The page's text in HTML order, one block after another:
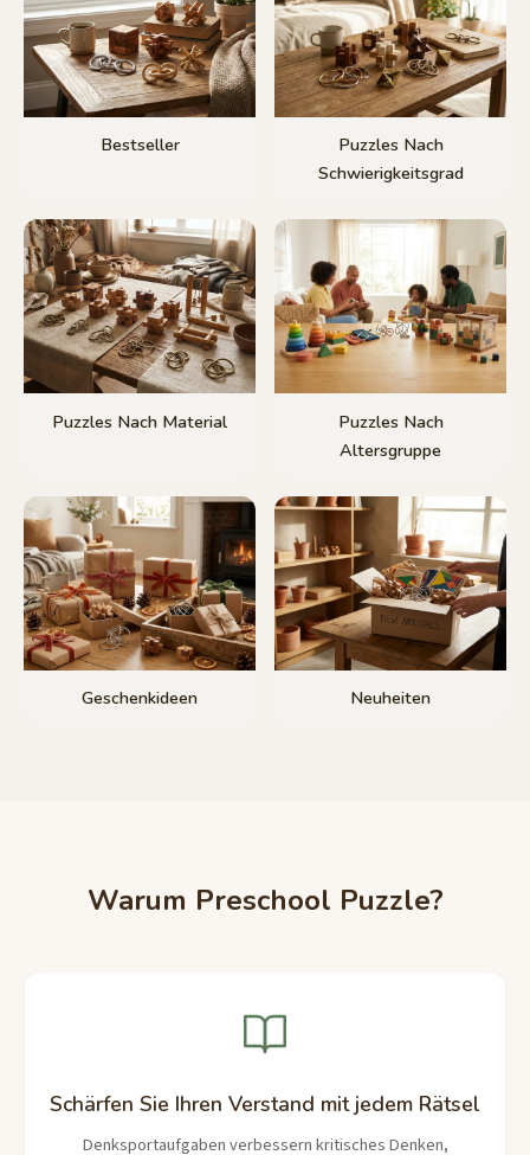
Bestseller
Puzzles Nach
Schwierigkeitsgrad
Puzzles Nach Material
Puzzles Nach
Altersgruppe
Geschenkideen Neuheiten
Warum Preschool Puzzle?
Schärfen Sie Ihren Verstand mit jedem Rätsel
Denksportaufgaben verbessern kritisches Denken,